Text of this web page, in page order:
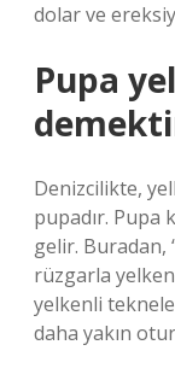
dolar ve
Pupa
Denizcilikte,
pupadır. Pupa
gelir. Buradan,
rüzgarla
yelkenli
daha yakın